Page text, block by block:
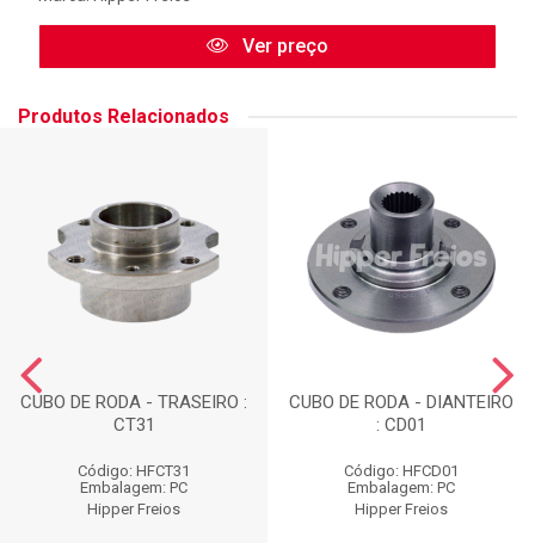
Ver preço
Produtos Relacionados
CUBO DE RODA - TRASEIRO :
CT31
Código: HFCT31
Embalagem: PC
Hipper Freios
CUBO DE RODA - DIANTEIRO
: CD01
Código: HFCD01
Embalagem: PC
Hipper Freios